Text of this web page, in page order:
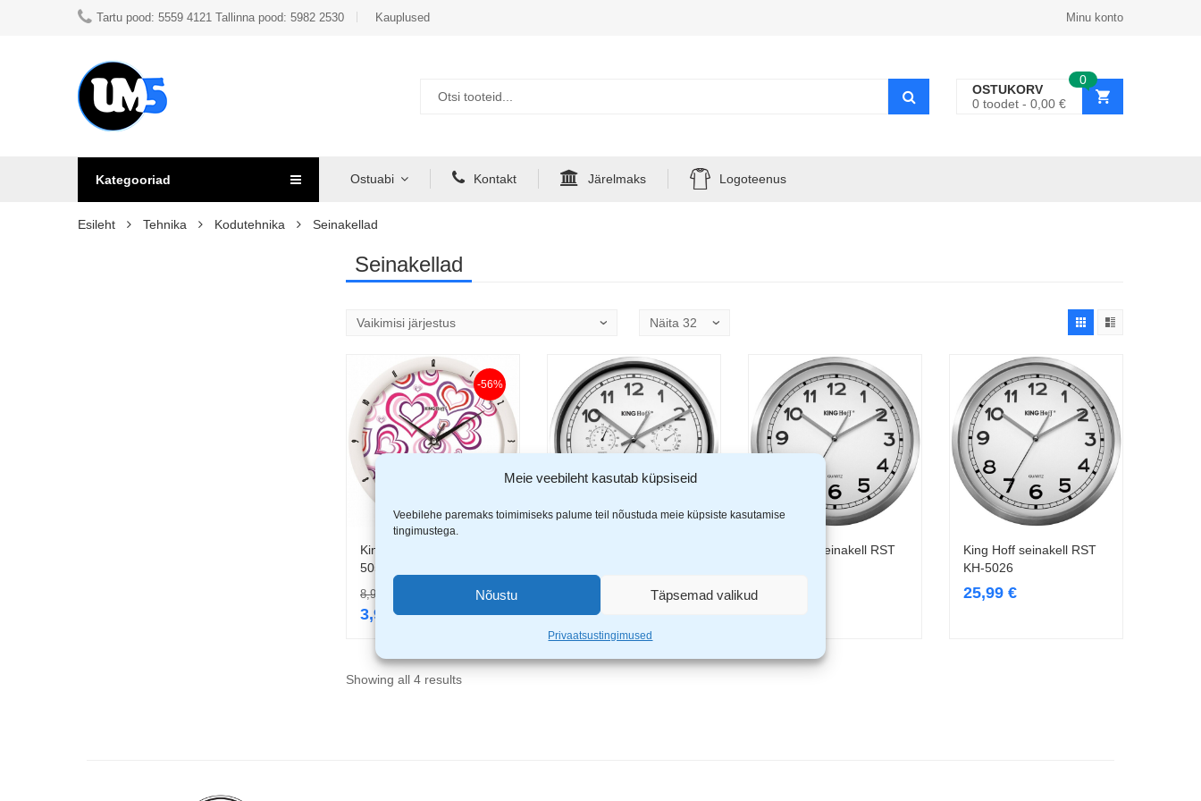
Meie veebileht kasutab küpsiseid
Veebilehe paremaks toimimiseks palume teil nõustuda meie küpsiste kasutamise
tingimustega.
Nõustu Täpsemad valikud
Privaatsustingimused
Tartu pood: 5559 4121 Tallinna pood: 5982 2530 Kauplused Minu konto
0
OSTUKORV
0 toodet 0,00 €
Kategooriad Ostuabi Kontakt Järelmaks Logoteenus
Esileht Tehnika Kodutehnika Seinakellad
Seinakellad
-56%
King Hoff seinakell KH-
5055 EOL
8,99
3,99€ 26,99
Loe edasi
King Hoff seinakell RST
Loe edasi
King Hoff seinakell RST
KH-5026
25,99 €
Showing all 4 results